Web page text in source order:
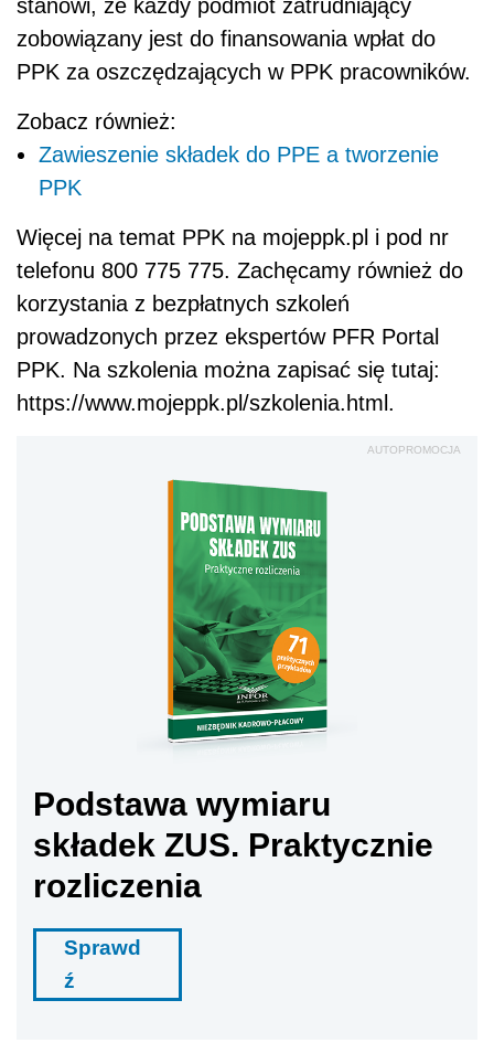
stanowi, że każdy podmiot zatrudniający
zobowiązany jest do finansowania wpłat do
PPK za oszczędzających w PPK pracowników.
Zobacz również:
Zawieszenie składek do PPE a tworzenie
PPK
Więcej na temat PPK na mojeppk.pl i pod nr
telefonu 800 775 775. Zachęcamy również do
korzystania z bezpłatnych szkoleń
prowadzonych przez ekspertów PFR Portal
PPK. Na szkolenia można zapisać się tutaj:
https://www.mojeppk.pl/szkolenia.html.
AUTOPROMOCJA
Podstawa wymiaru
składek ZUS. Praktycznie
rozliczenia
Sprawd
ź